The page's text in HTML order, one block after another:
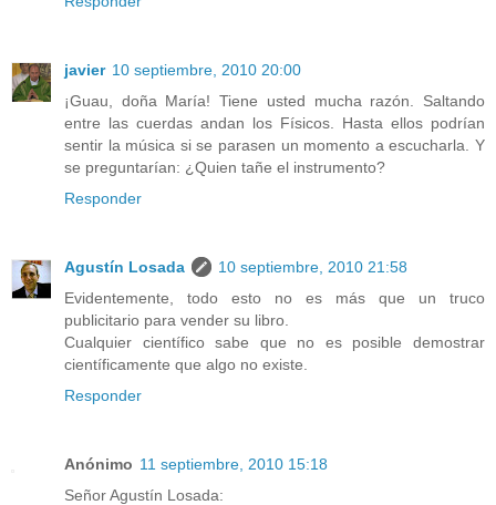
javier 10 septiembre, 2010 20:00
¡Guau, doña María! Tiene usted mucha razón. Saltando
entre las cuerdas andan los Físicos. Hasta ellos podrían
sentir la música si se parasen un momento a escucharla. Y
se preguntarían: ¿Quien tañe el instrumento?
Responder
Agustín Losada
10 septiembre, 2010 21:58
Evidentemente, todo esto no es más que un truco
publicitario para vender su libro.
Cualquier científico sabe que no es posible demostrar
científicamente que algo no existe.
Responder
Anónimo 11 septiembre, 2010 15:18
Señor Agustín Losada: